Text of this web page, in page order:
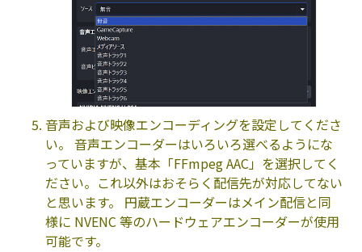
音声および映像エンコーディングを設定してくださ
い。 音声エンコーダーはいろいろ選べるようにな
っていますが、基本「FFmpeg AAC」を選択してく
ださい。これ以外はおそらく配信先が対応してない
と思います。 円蔵エンコーダーはメイン配信と同
様に NVENC 等のハードウェアエンコーダーが使用
可能です。